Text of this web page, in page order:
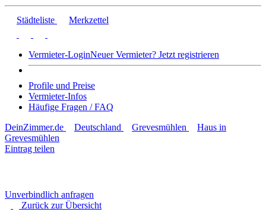
Städteliste Merkzettel
Vermieter-LoginNeuer Vermieter? Jetzt registrieren
Profile und Preise
Vermieter-Infos
Häufige Fragen / FAQ
DeinZimmer.de
Deutschland Grevesmühlen
Haus in
Grevesmühlen
Eintrag teilen
Unverbindlich anfragen
Zurück zurÜbersicht